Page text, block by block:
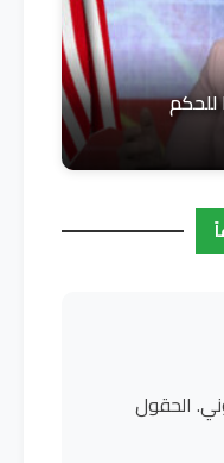
للحكم
الحقول